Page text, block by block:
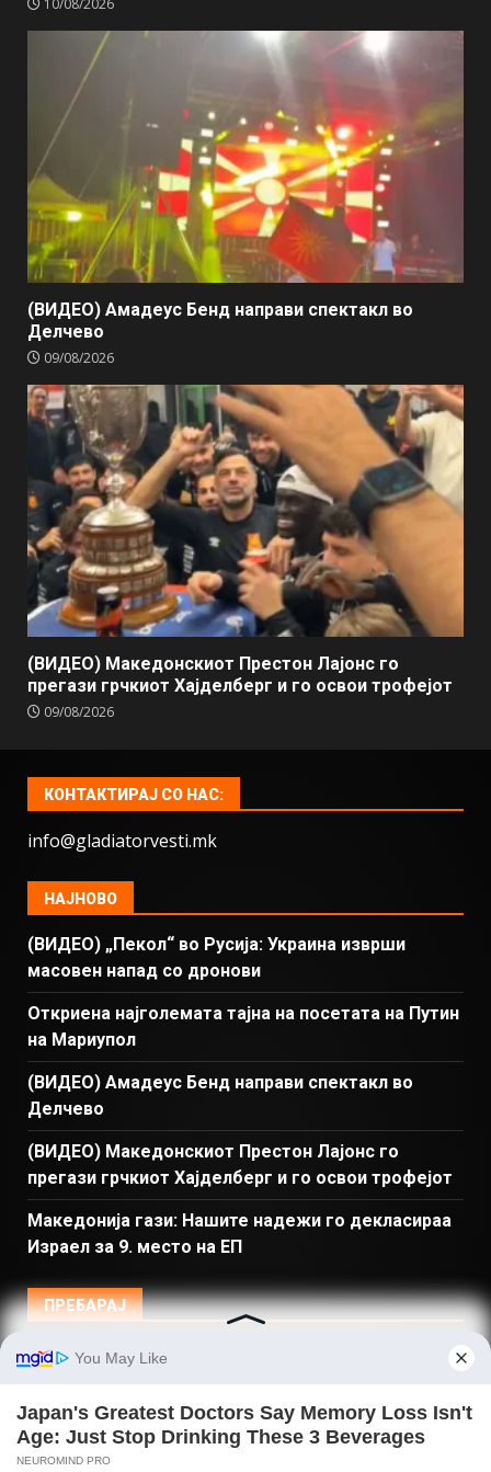
10/08/2026
(ВИДЕО) Амадеус Бенд направи спектакл во
Делчево
09/08/2026
(ВИДЕО) Македонскиот Престон Лајонс го
прегази грчкиот Хајделберг и го освои трофејот
09/08/2026
КОНТАКТИРАЈ СО НАС:
info@gladiatorvesti.mk
НАЈНОВО
(ВИДЕО) „Пекол“ во Русија: Украина изврши
масовен напад со дронови
Откриена најголемата тајна на посетата на Путин
на Мариупол
(ВИДЕО) Амадеус Бенд направи спектакл во
Делчево
(ВИДЕО) Македонскиот Престон Лајонс го
прегази грчкиот Хајделберг и го освои трофејот
Македонија гази: Нашите надежи го декласираа
Израел за 9. место на ЕП
ПРЕБАРАЈ
Македонија Балкан и Свет Спорт
Магазин